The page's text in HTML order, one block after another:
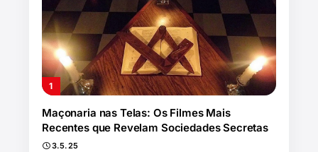
Maçonaria nas Telas: Os Filmes Mais
Recentes que Revelam Sociedades Secretas
3.5.25